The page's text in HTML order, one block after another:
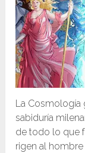
La Cosmología
sabiduría
de todo lo que
rigen al hombre